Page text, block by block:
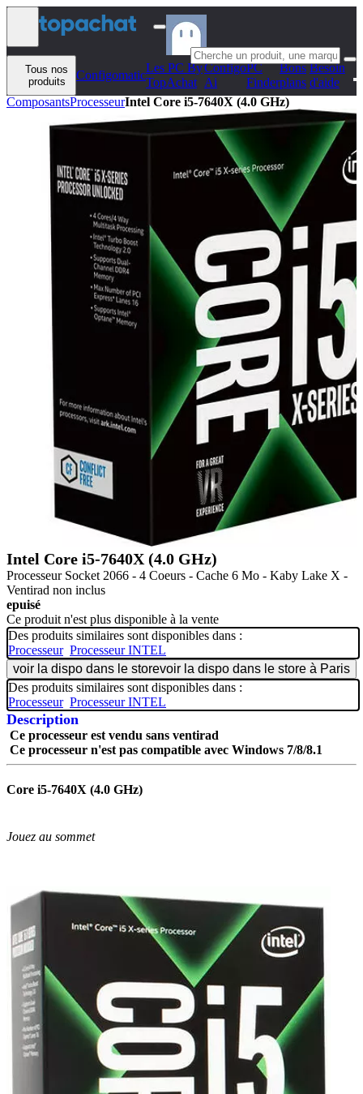
Aller au contenu
Tous nos
produits
Configomatic
Les PC By
TopAchat
Configo
Ai
PC
Finder
Bons
plans
Besoin
d'aide
ComposantsProcesseurIntel Core i5-7640X (4.0 GHz)
Intel Core i5-7640X (4.0 GHz)
Processeur Socket 2066 - 4 Coeurs - Cache 6 Mo - Kaby Lake X -
Ventirad non inclus
epuisé
Ce produit n'est plus disponible à la vente
Des produits similaires sont disponibles dans :
Processeur Processeur INTEL
voir la dispo dans le storevoir la dispo dans le store à Paris
Des produits similaires sont disponibles dans :
Processeur Processeur INTEL
Description
Ce processeur est vendu sans ventirad
Ce processeur n'est pas compatible avec Windows 7/8/8.1
Core i5-7640X (4.0 GHz)
Jouez au sommet